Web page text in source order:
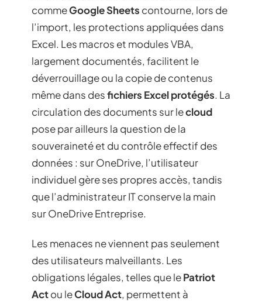
commeGoogle Sheets contourne, lors de
l’import, les protections appliquées dans
Excel. Les macros et modules VBA,
largement documentés, facilitent le
déverrouillage ou la copie de contenus
même dans desfichiers Excel protégés. La
circulation des documents sur lecloud
pose par ailleurs la question de la
souveraineté et du contrôle effectif des
données : sur OneDrive, l’utilisateur
individuel gère ses propres accès, tandis
que l’administrateur IT conserve la main
sur OneDrive Entreprise.
Les menaces ne viennent pas seulement
des utilisateurs malveillants. Les
obligations légales, telles que lePatriot
Actou leCloud Act, permettent à